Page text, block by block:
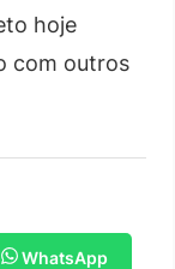
hoje
com outros
WhatsApp